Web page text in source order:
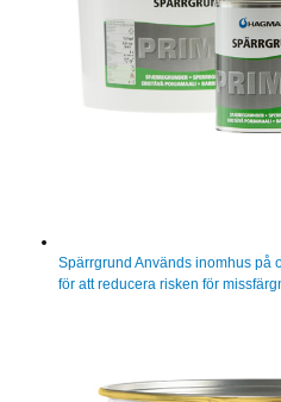
Spärrgrund Används inomhus på
för att reducera risken för